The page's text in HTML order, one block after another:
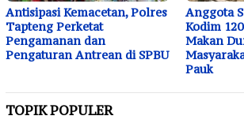
Antisipasi Kemacetan, Polres
Tapteng Perketat
Pengamanan dan
Pengaturan Antrean di SPBU
Anggota
Kodim
Makan
Pauk
TOPIK POPULER